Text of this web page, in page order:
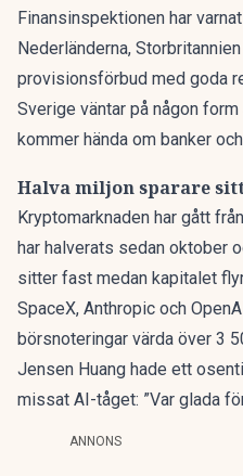
Finansinspektionen har
Nederländerna,
provisionsförbud med goda
Sverige väntar på någon
kommer hända om banker
Halva miljon sparare
Kryptomarknaden har gått
har halverats sedan oktober
sitter fast medan kapitalet
SpaceX, Anthropic och
börsnoteringar värda över 3
Jensen Huang hade ett
missat AI-tåget: ”Var glada
ANNONS